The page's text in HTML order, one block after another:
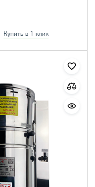
Купить в 1 клик